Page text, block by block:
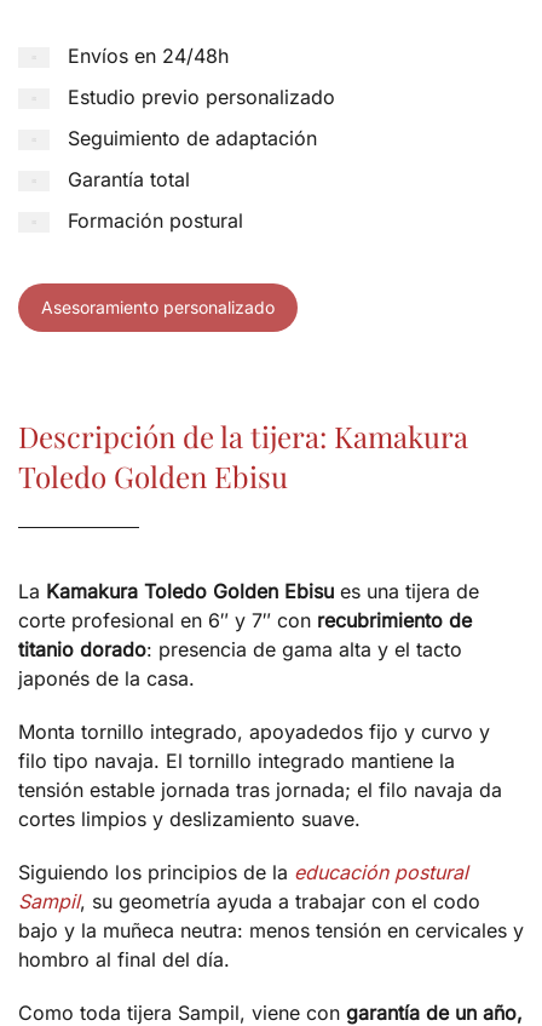
Envíos en 24/48h
Estudio previo personalizado
Seguimiento de adaptación
Garantía total
Formación postural
Asesoramiento personalizado
Descripción de la tijera: Kamakura
Toledo Golden Ebisu
La Kamakura Toledo Golden Ebisu es una tijera de
corte profesional en 6″ y 7″ con recubrimiento de
titanio dorado: presencia de gama alta y el tacto
japonés de la casa.
Monta tornillo integrado, apoyadedos fijo y curvo y
filo tipo navaja. El tornillo integrado mantiene la
tensión estable jornada tras jornada; el filo navaja da
cortes limpios y deslizamiento suave.
Siguiendo los principios de la educación postural
Sampil, su geometría ayuda a trabajar con el codo
bajo y la muñeca neutra: menos tensión en cervicales y
hombro al final del día.
Como toda tijera Sampil, viene con garantía de un año,